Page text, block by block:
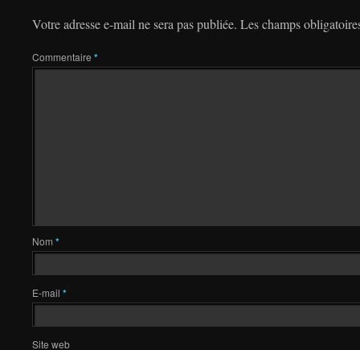
Votre adresse e-mail ne sera pas publiée. Les champs
Commentaire *
Nom *
E-mail *
Site web